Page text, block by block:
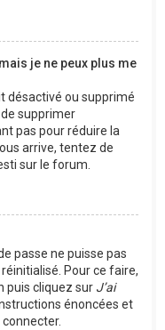
je ne peux plus me
désactivé ou supprimé
supprimer
pas pour réduire la
arrive, tentez de
sur le forum.
passe ne puisse pas
Pour ce faire,
puis cliquez sur J’ai
énoncées et